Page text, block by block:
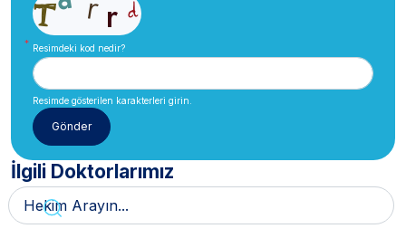
Resimdeki kod nedir?
Resimde gösterilen karakterleri girin.
İlgili Doktorlarımız